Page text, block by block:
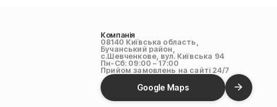
Компанія
08140 Київська область,
Бучанський район,
с.Шевченкове, вул. Київська 94
Пн-Сб: 09:00 – 17:00
Прийом замовлень на сайті 24/7
Google Maps